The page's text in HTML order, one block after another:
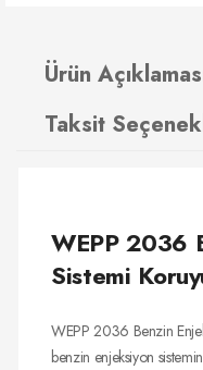
Ürün
Taksit
WEPP 2036
Sistemi
WEPP 2036 Benzin
benzin enjeksiyon